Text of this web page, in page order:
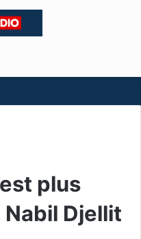
plus
Nabil Djellit